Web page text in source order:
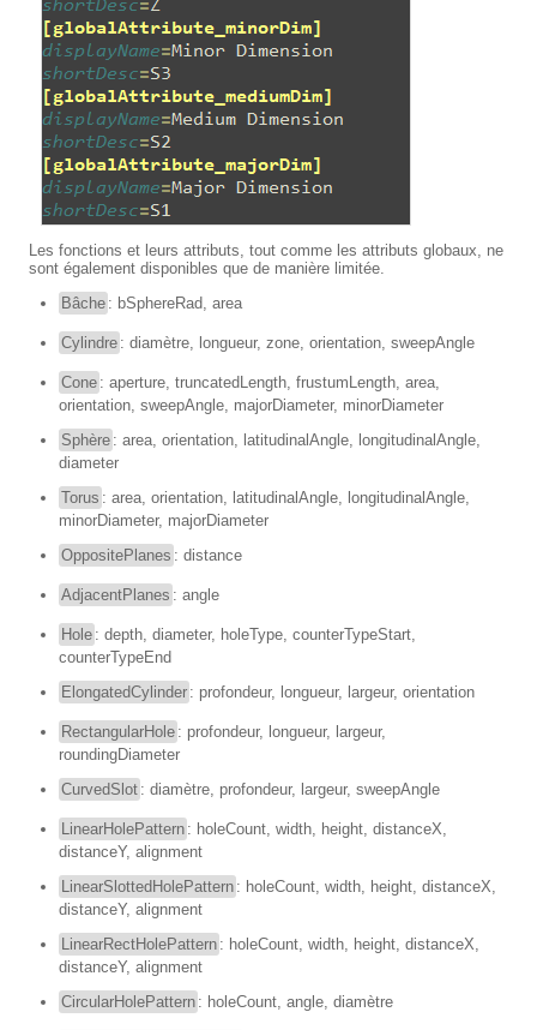
Les fonctions et leurs attributs, tout comme les attributs globaux, ne
sont également disponibles que de manière limitée.
Bâche : bSphereRad, area
Cylindre : diamètre, longueur, zone, orientation, sweepAngle
Cone : aperture, truncatedLength, frustumLength, area,
orientation, sweepAngle, majorDiameter, minorDiameter
Sphère : area, orientation, latitudinalAngle, longitudinalAngle,
diameter
Torus : area, orientation, latitudinalAngle, longitudinalAngle,
minorDiameter, majorDiameter
OppositePlanes : distance
AdjacentPlanes : angle
Hole : depth, diameter, holeType, counterTypeStart,
counterTypeEnd
ElongatedCylinder : profondeur, longueur, largeur, orientation
RectangularHole : profondeur, longueur, largeur,
roundingDiameter
CurvedSlot : diamètre, profondeur, largeur, sweepAngle
LinearHolePattern : holeCount, width, height, distanceX,
distanceY, alignment
LinearSlottedHolePattern : holeCount, width, height, distanceX,
distanceY, alignment
LinearRectHolePattern : holeCount, width, height, distanceX,
distanceY, alignment
CircularHolePattern : holeCount, angle, diamètre